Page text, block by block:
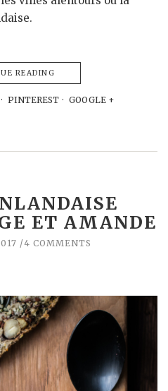
READING
PINTEREST GOOGLE +
ET AMANDE
4 COMMENTS